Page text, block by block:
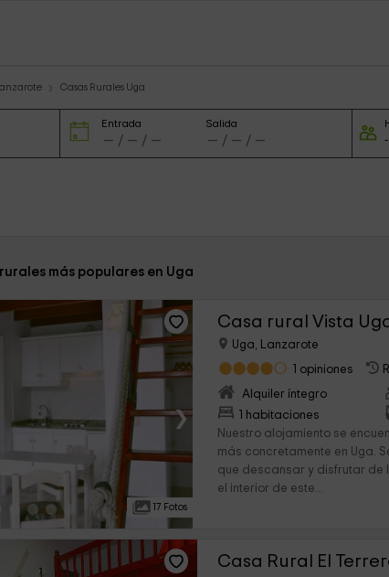
Casas Rurales Uga
Entrada Salida
más populares en Uga
›
17 Fotos
Casa rural Vista
Uga, Lanzarote
1 opiniones
Alquiler íntegro
1 habitaciones
Nuestro alojamiento se
más concretamente en Uga.
que descansar y disfrutar de
el interior de este...
Casa Rural El